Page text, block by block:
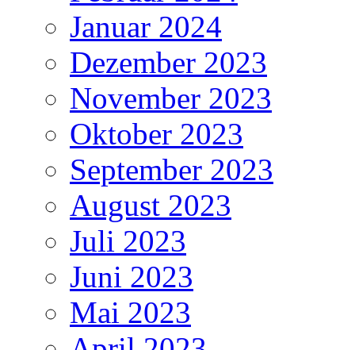
Januar 2024
Dezember 2023
November 2023
Oktober 2023
September 2023
August 2023
Juli 2023
Juni 2023
Mai 2023